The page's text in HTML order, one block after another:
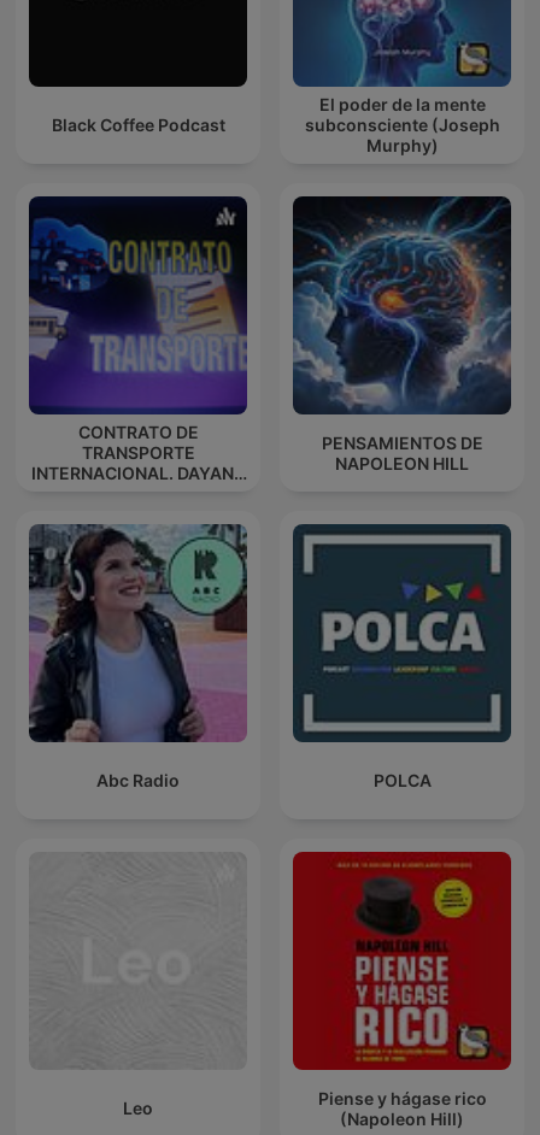
Black Coffee Podcast
El poder de la mente
subconsciente (Joseph
Murphy)
CONTRATO DE
TRANSPORTE
INTERNACIONAL. DAYANA
PENSAMIENTOS DE
NAPOLEON HILL
Abc Radio POLCA
Leo
Piense y hágase rico
(Napoleon Hill)